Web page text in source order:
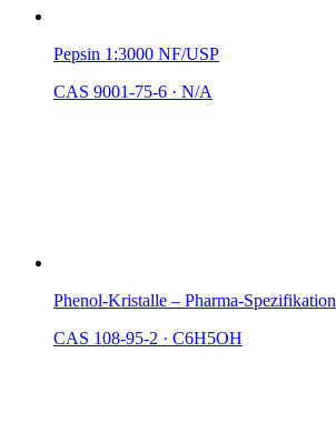
Pepsin 1:3000 NF/USP
CAS 9001-75-6 · N/A
Phenol-Kristalle – Pharma-Spezifikation
CAS 108-95-2 · C6H5OH